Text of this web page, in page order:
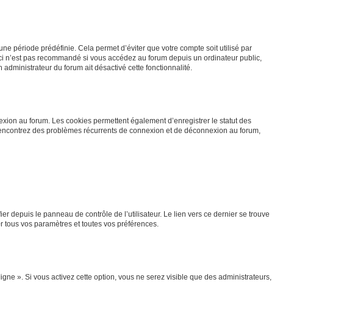
période prédéfinie. Cela permet d’éviter que votre compte soit utilisé par
pas recommandé si vous accédez au forum depuis un ordinateur public,
du forum ait désactivé cette fonctionnalité.
au forum. Les cookies permettent également d’enregistrer le statut des
des problèmes récurrents de connexion et de déconnexion au forum,
depuis le panneau de contrôle de l’utilisateur. Le lien vers ce dernier se trouve
vos paramètres et toutes vos préférences.
». Si vous activez cette option, vous ne serez visible que des administrateurs,